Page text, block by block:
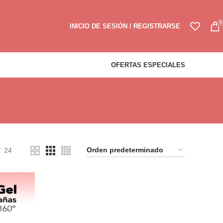
INICIO DE SESIÓN / REGISTRARSE
0
OFERTAS ESPECIALES
24